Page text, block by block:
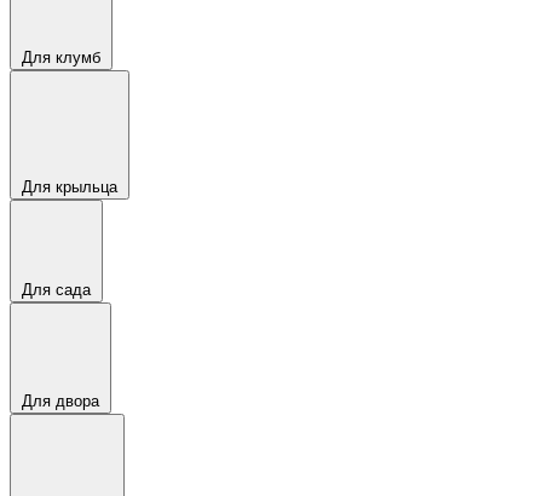
Для клумб
Для крыльца
Для сада
Для двора